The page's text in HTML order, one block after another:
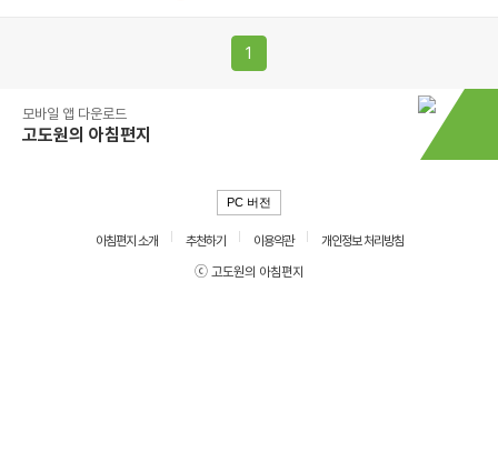
1
모바일 앱 다운로드
고도원의 아침편지
PC 버전
아침편지 소개 추천하기 이용약관
개인정보 처리방침
ⓒ 고도원의 아침편지